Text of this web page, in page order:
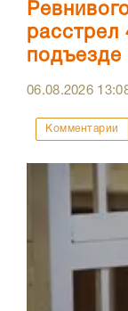
расстрел
06.08.2026
Комментарии